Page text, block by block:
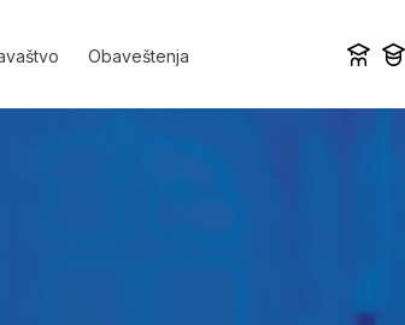
Obaveštenja